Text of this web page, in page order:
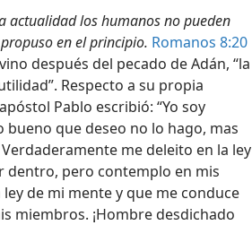
actualidad los humanos no pueden
en el principio. Romanos 8:20
después del pecado de Adán, “la
Respecto a su propia
Pablo escribió: “Yo soy
que deseo no lo hago, mas
me deleito en la ley
dentro, pero contemplo en mis
de mi mente y que me conduce
miembros. ¡Hombre desdichado